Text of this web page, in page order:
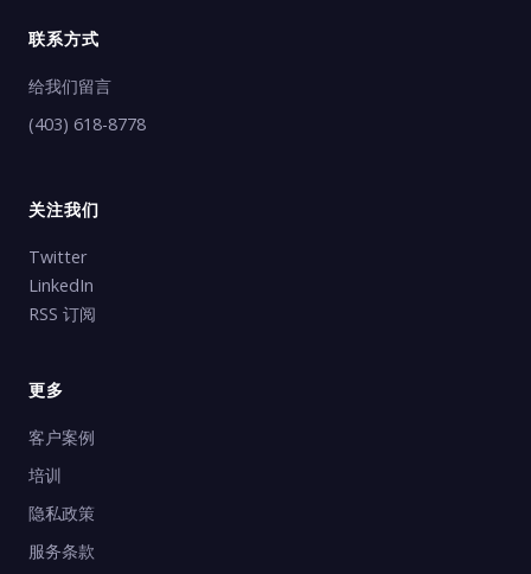
联系方式
给我们留言
(403) 618-8778
关注我们
Twitter
LinkedIn
RSS 订阅
更多
客户案例
培训
隐私政策
服务条款